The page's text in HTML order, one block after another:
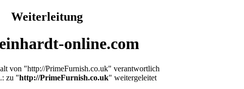
Weiterleitung
online.com
von "http://PrimeFurnish.co.uk" verantwortlich
zu "http://PrimeFurnish.co.uk" weitergeleitet